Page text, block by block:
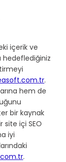
içerik ve
hedeflediğiniz
.
hem de
bir kaynak
site içi SEO
iyi
.